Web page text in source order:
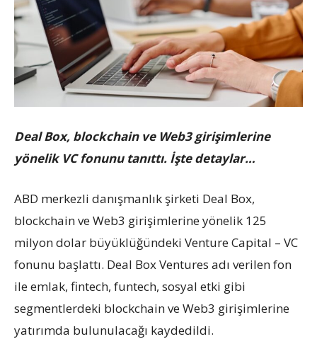
Deal Box, blockchain ve Web3 girişimlerine
yönelik VC fonunu tanıttı. İşte detaylar…
ABD merkezli danışmanlık şirketi Deal Box,
blockchain ve Web3 girişimlerine yönelik 125
milyon dolar büyüklüğündeki Venture Capital – VC
fonunu başlattı. Deal Box Ventures adı verilen fon
ile emlak, fintech, funtech, sosyal etki gibi
segmentlerdeki blockchain ve Web3 girişimlerine
yatırımda bulunulacağı kaydedildi.